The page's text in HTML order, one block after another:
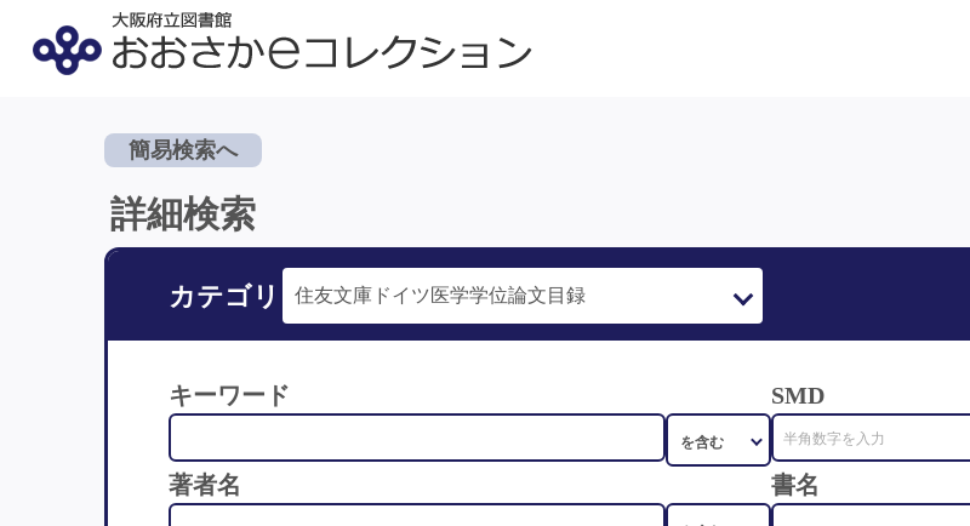
簡易検索へ
詳細検索
カテゴリ
キーワード
SMD
著者名
書名